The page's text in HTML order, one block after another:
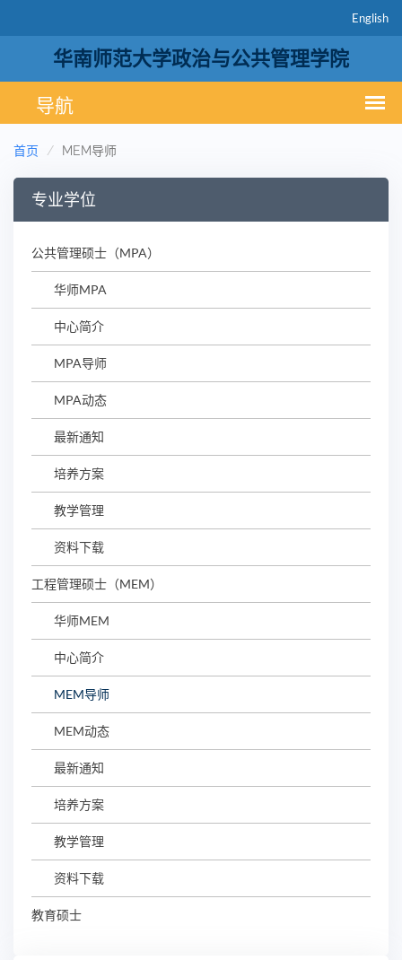
English
华南师范大学政治与公共管理学院
首页 MEM导师
专业学位
公共管理硕士（MPA）
华师MPA
中心简介
MPA导师
MPA动态
最新通知
培养方案
教学管理
资料下载
工程管理硕士（MEM）
华师MEM
中心简介
MEM导师
MEM动态
最新通知
培养方案
教学管理
资料下载
教育硕士